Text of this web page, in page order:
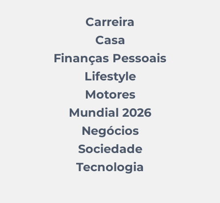
Carreira
Casa
Finanças Pessoais
Lifestyle
Motores
Mundial 2026
Negócios
Sociedade
Tecnologia